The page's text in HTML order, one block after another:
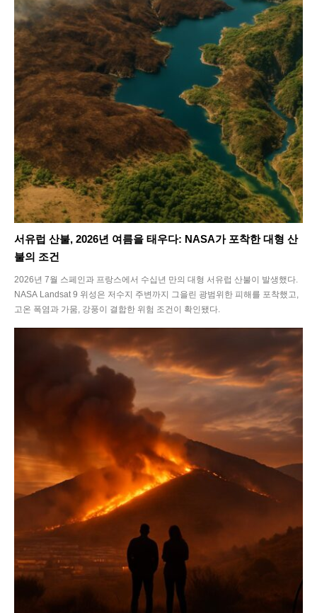
서유럽 산불, 2026년 여름을 태우다: NASA가 포착한 대형 산
불의 조건
2026년 7월 스페인과 프랑스에서 수십년 만의 대형 서유럽 산불이 발생했다.
NASA Landsat 9 위성은 저수지 주변까지 그을린 광범위한 피해를 포착했고,
고온 폭염과 가뭄, 강풍이 결합한 위험 조건이 확인됐다.